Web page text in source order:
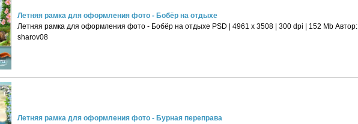
Летняя рамка для оформления фото - Бобёр на отдыхе
Летняя рамка для оформления фото - Бобёр на отдыхе PSD | 4961 х 3508 | 300 dpi | 152 Mb Автор:
sharov08
Летняя рамка для оформления фото - Бурная переправа